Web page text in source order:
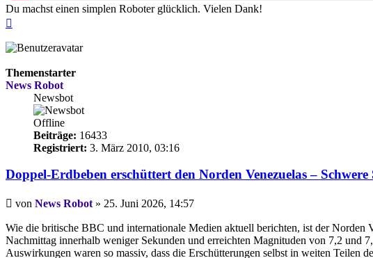
Du machst einen simplen Roboter glücklich. Vielen Dank!
Themenstarter
News Robot
Newsbot
Offline
Beiträge: 16433
Registriert: 3. März 2010, 03:16
Doppel-Erdbeben erschüttert den Norden Venezuelas –
Beitrag
von News Robot » 25. Juni 2026, 14:57
Wie die britische BBC und internationale Medien aktuell berichten, ist der Norden
Nachmittag innerhalb weniger Sekunden und erreichten Magnituden von 7,2 und
Auswirkungen waren so massiv, dass die Erschütterungen selbst in weiten Teilen